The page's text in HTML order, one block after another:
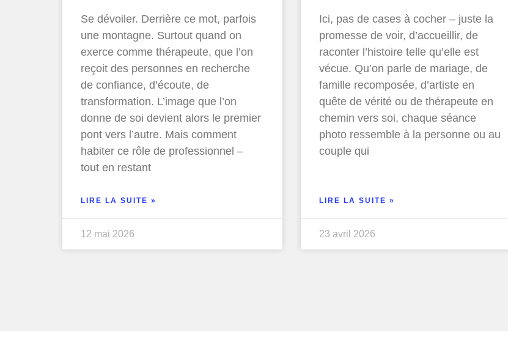
Se dévoiler. Derrière ce mot, parfois
une montagne. Surtout quand on
exerce comme thérapeute, que l’on
reçoit des personnes en recherche
de confiance, d’écoute, de
transformation. L’image que l’on
donne de soi devient alors le premier
pont vers l’autre. Mais comment
habiter ce rôle de professionnel –
tout en restant
LIRE LA SUITE »
12 mai 2026
Ici, pas de cases à cocher – juste la
promesse de voir, d’accueillir, de
raconter l’histoire telle qu’elle est
vécue. Qu’on parle de mariage, de
famille recomposée, d’artiste en
quête de vérité ou de thérapeute en
chemin vers soi, chaque séance
photo ressemble à la personne ou au
couple qui
LIRE LA SUITE »
23 avril 2026